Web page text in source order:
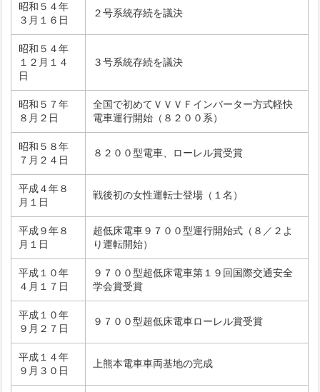
昭和５４年
３月１６日
２号系統存続を議決
昭和５４年
１２月１４
日
３号系統存続を議決
昭和５７年
８月２日
全国で初めてＶＶＶＦインバーター方式軽快
電車運行開始（８２００系）
昭和５８年
７月２４日
８２００型電車、ローレル賞受賞
平成４年８
月１日
戦後初の女性運転士登場（１名）
平成９年８
月１日
超低床電車９７００型運行開始式（８／２よ
り運転開始）
平成１０年
４月１７日
９７００型超低床電車第１９回国際交通安全
学会賞受賞
平成１０年
９月２７日
９７００型超低床電車ローレル賞受賞
平成１４年
９月３０日
上熊本電車車両基地の完成